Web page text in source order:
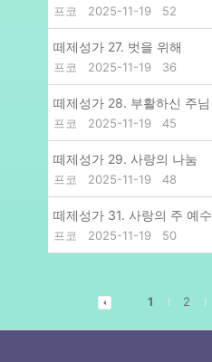
프코 2025-11-19 52
떼제성가 27. 벗을 위해
프코 2025-11-19 36
떼제성가 28. 부활하신 주님
프코 2025-11-19 45
떼제성가 29. 사랑의 나눔
프코 2025-11-19 48
떼제성가 31. 사랑의 주 예수
프코 2025-11-19 50
1 2